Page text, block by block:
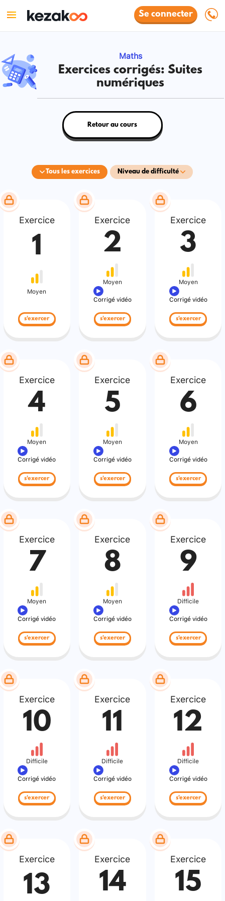
Se connecter
Maths
Exercices corrigés: Suites
numériques
Tous les exercices Niveau de difficulté
Retour au cours
Exercice
1
Moyen
s'exercer
Exercice
2
Moyen
Corrigé vidéo
s'exercer
Exercice
3
Moyen
Corrigé vidéo
s'exercer
Exercice
4
Moyen
Corrigé vidéo
s'exercer
Exercice
5
Moyen
Corrigé vidéo
s'exercer
Exercice
6
Moyen
Corrigé vidéo
s'exercer
Exercice
7
Moyen
Corrigé vidéo
s'exercer
Exercice
8
Moyen
Corrigé vidéo
s'exercer
Exercice
9
Difficile
Corrigé vidéo
s'exercer
Exercice
10
Difficile
Corrigé vidéo
s'exercer
Exercice
11
Difficile
Corrigé vidéo
s'exercer
Exercice
12
Difficile
Corrigé vidéo
s'exercer
Exercice
13
Exercice
14
Exercice
15